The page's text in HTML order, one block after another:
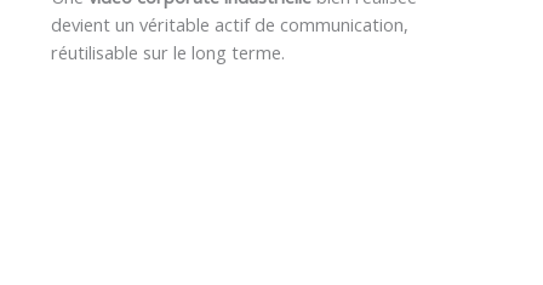
devient un véritable actif de communication,
réutilisable sur le long terme.